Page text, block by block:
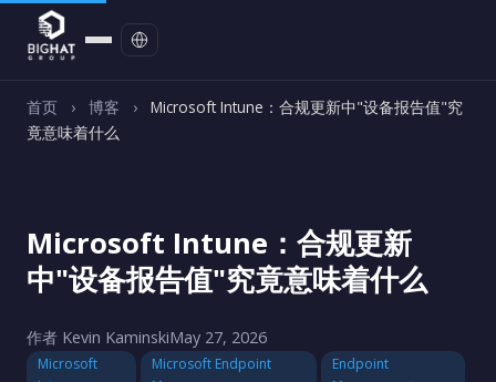
首页 › 博客 ›
Microsoft Intune：合规更新中"设备报告值"究
竟意味着什么
Microsoft Intune：合规更新
中"设备报告值"究竟意味着什么
作者 Kevin KaminskiMay 27, 2026
Microsoft
Microsoft Endpoint
Endpoint